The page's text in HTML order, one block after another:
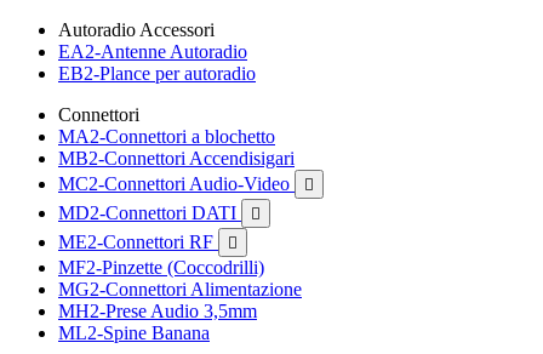
Autoradio Accessori
EA2-Antenne Autoradio
EB2-Plance per autoradio
Connettori
MA2-Connettori a blochetto
MB2-Connettori Accendisigari
MC2-Connettori Audio-Video

MD2-Connettori DATI 
ME2-Connettori RF 
MF2-Pinzette (Coccodrilli)
MG2-Connettori Alimentazione
MH2-Prese Audio 3,5mm
ML2-Spine Banana